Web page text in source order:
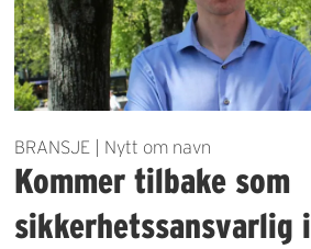
BRANSJE | Nytt om navn
Kommer tilbake som
sikkerhetssansvarlig i